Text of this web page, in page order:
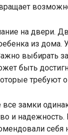
на двери.
из
выбирать
быть
требуют
все замки
и